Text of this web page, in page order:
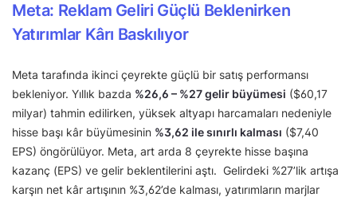
Meta: Reklam Geliri Güçlü Beklenirken
Yatırımlar Kârı Baskılıyor
Meta tarafında ikinci çeyrekte güçlü bir satış performansı
bekleniyor. Yıllık bazda %26,6 – %27 gelir büyümesi ($60,17
milyar) tahmin edilirken, yüksek altyapı harcamaları nedeniyle
hisse başı kâr büyümesinin %3,62 ile sınırlı kalması ($7,40
EPS) öngörülüyor. Meta, art arda 8 çeyrekte hisse başına
kazanç (EPS) ve gelir beklentilerini aştı. Gelirdeki %27’lik artışa
karşın net kâr artışının %3,62’de kalması, yatırımların marjlar